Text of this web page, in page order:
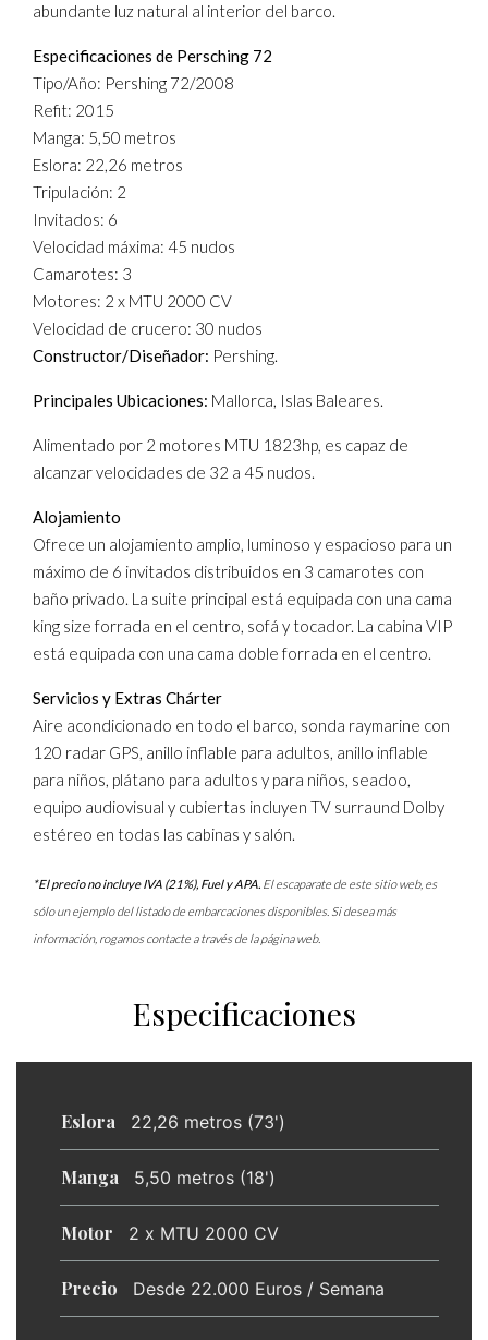
abundante luz natural al interior del barco.
Especificaciones de Persching 72
Tipo/Año: Pershing 72/2008
Refit: 2015
Manga: 5,50 metros
Eslora: 22,26 metros
Tripulación: 2
Invitados: 6
Velocidad máxima: 45 nudos
Camarotes: 3
Motores: 2 x MTU 2000 CV
Velocidad de crucero: 30 nudos
Constructor/Diseñador: Pershing.
Principales Ubicaciones: Mallorca, Islas Baleares.
Alimentado por 2 motores MTU 1823hp, es capaz de
alcanzar velocidades de 32 a 45 nudos.
Alojamiento
Ofrece un alojamiento amplio, luminoso y espacioso para un
máximo de 6 invitados distribuidos en 3 camarotes con
baño privado. La suite principal está equipada con una cama
king size forrada en el centro, sofá y tocador. La cabina VIP
está equipada con una cama doble forrada en el centro.
Servicios y Extras Chárter
Aire acondicionado en todo el barco, sonda raymarine con
120 radar GPS, anillo inflable para adultos, anillo inflable
para niños, plátano para adultos y para niños, seadoo,
equipo audiovisual y cubiertas incluyen TV surraund Dolby
estéreo en todas las cabinas y salón.
*El precio no incluye IVA (21%), Fuel y APA. El escaparate de este sitio web, es
sólo un ejemplo del listado de embarcaciones disponibles. Si desea más
información, rogamos contacte a través de la página web.
Especificaciones
Eslora 22,26 metros (73')
Manga 5,50 metros (18')
Motor 2 x MTU 2000 CV
Precio Desde 22.000 Euros / Semana